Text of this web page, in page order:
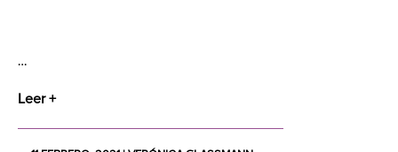
…
Leer +